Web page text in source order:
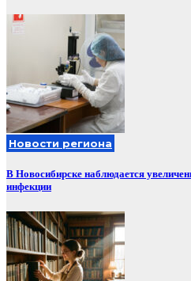
Новости региона
В Новосибирске наблюдается
инфекции